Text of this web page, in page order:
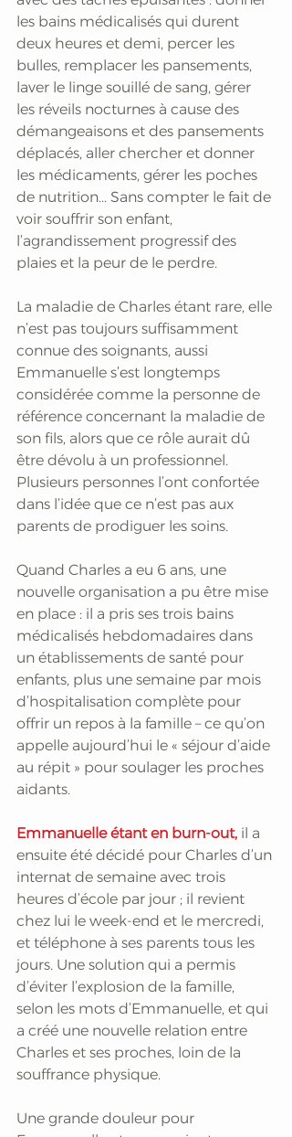
les bains médicalisés qui durent
deux heures et demi, percer les
bulles, remplacer les pansements,
laver le linge souillé de sang, gérer
les réveils nocturnes à cause des
démangeaisons et des pansements
déplacés, aller chercher et donner
les médicaments, gérer les poches
de nutrition... Sans compter le fait de
voir souffrir son enfant,
l’agrandissement progressif des
plaies et la peur de le perdre.
La maladie de Charles étant rare, elle
n’est pas toujours suffisamment
connue des soignants, aussi
Emmanuelle s’est longtemps
considérée comme la personne de
référence concernant la maladie de
son fils, alors que ce rôle aurait dû
être dévolu à un professionnel.
Plusieurs personnes l’ont confortée
dans l’idée que ce n’est pas aux
parents de prodiguer les soins.
Quand Charles a eu 6 ans, une
nouvelle organisation a pu être mise
en place : il a pris ses trois bains
médicalisés hebdomadaires dans
un établissements de santé pour
enfants, plus une semaine par mois
d’hospitalisation complète pour
offrir un repos à la famille – ce qu’on
appelle aujourd’hui le « séjour d’aide
au répit » pour soulager les proches
aidants.
Emmanuelle étant en burn-out, il a
ensuite été décidé pour Charles d’un
internat de semaine avec trois
heures d’école par jour ; il revient
chez lui le week-end et le mercredi,
et téléphone à ses parents tous les
jours. Une solution qui a permis
d’éviter l’explosion de la famille,
selon les mots d’Emmanuelle, et qui
a créé une nouvelle relation entre
Charles et ses proches, loin de la
souffrance physique.
Une grande douleur pour